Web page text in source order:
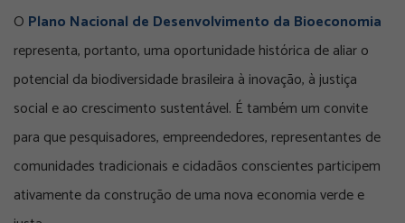
O Plano Nacional de Desenvolvimento da Bioeconomia
representa, portanto, uma oportunidade histórica de aliar o
potencial da biodiversidade brasileira à inovação, à justiça
social e ao crescimento sustentável. É também um convite
para que pesquisadores, empreendedores, representantes de
comunidades tradicionais e cidadãos conscientes participem
ativamente da construção de uma nova economia verde e